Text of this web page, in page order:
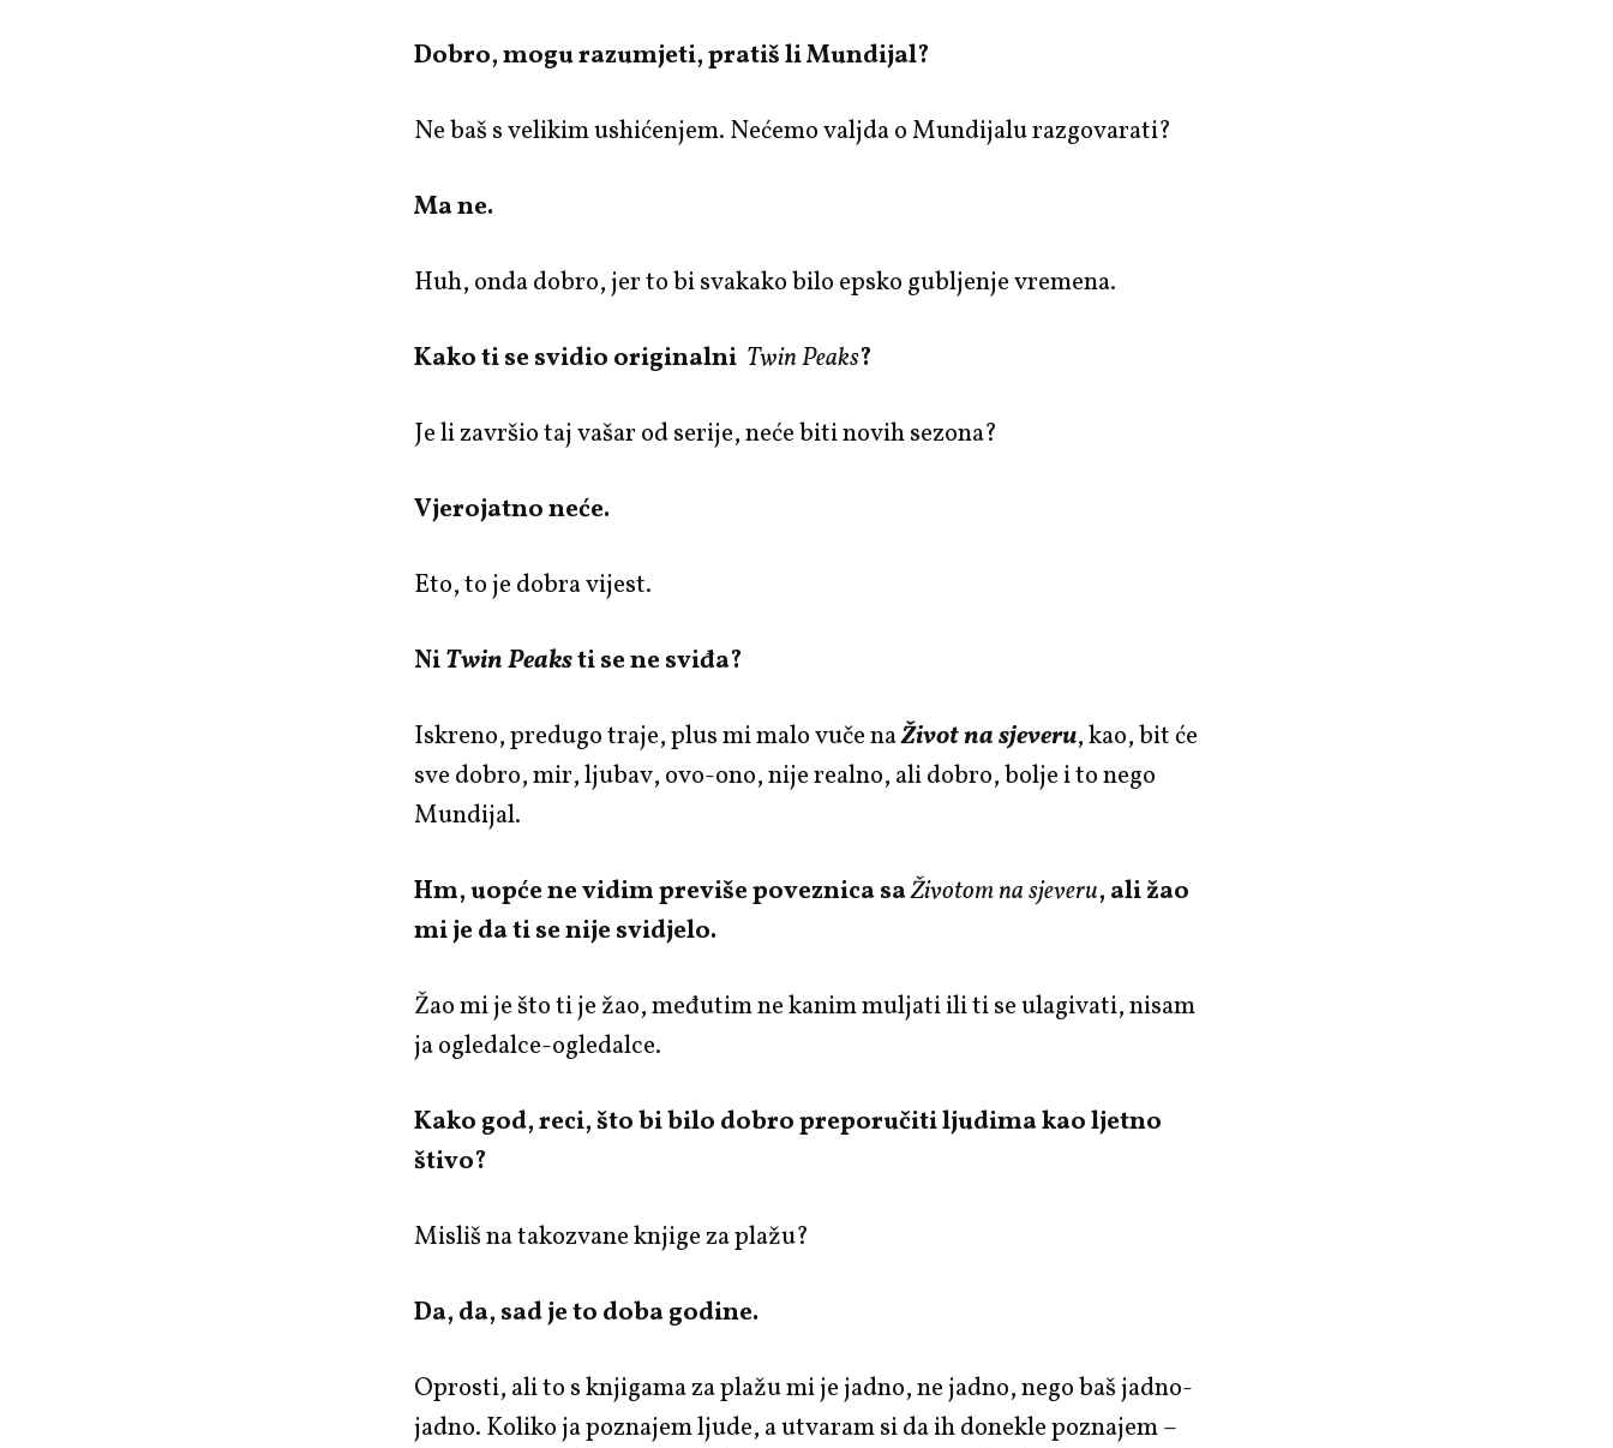
Dobro, mogu razumjeti, pratiš li Mundijal?
Ne baš s velikim ushićenjem. Nećemo valjda o Mundijalu razgovarati?
Ma ne.
Huh, onda dobro, jer to bi svakako bilo epsko gubljenje vremena.
Kako ti se svidio originalni Twin Peaks?
Je li završio taj vašar od serije, neće biti novih sezona?
Vjerojatno neće.
Eto, to je dobra vijest.
NiTwin Peaksti se ne sviđa?
Iskreno, predugo traje, plus mi malo vuče naŽivot na sjeveru, kao, bit će
sve dobro, mir, ljubav, ovo-ono, nije realno, ali dobro, bolje i to nego
Mundijal.
Hm, uopće ne vidim previše poveznica saŽivotom na sjeveru, ali žao
mi je da ti se nije svidjelo.
Žao mi je što ti je žao, međutim ne kanim muljati ili ti se ulagivati, nisam
ja ogledalce-ogledalce.
Kako god, reci, što bi bilo dobro preporučiti ljudima kao ljetno
štivo?
Misliš na takozvane knjige za plažu?
Da, da, sad je to doba godine.
Oprosti, ali to s knjigama za plažu mi je jadno, ne jadno, nego baš jadno-
jadno. Koliko ja poznajem ljude, a utvaram si da ih donekle poznajem –